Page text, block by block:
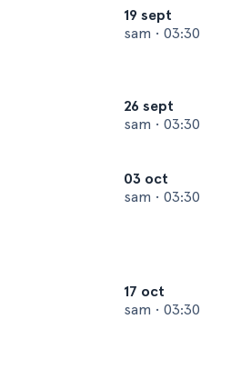
19 sept
sam • 03:30
26 sept
sam • 03:30
03 oct
sam • 03:30
17 oct
sam • 03:30